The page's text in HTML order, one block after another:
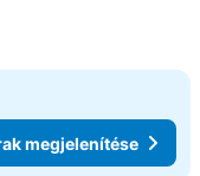
megjelenítése